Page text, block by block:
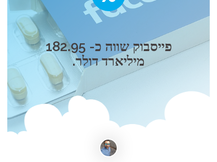
פייסבוק שווה כ- 182.95
מיליארד דולר.